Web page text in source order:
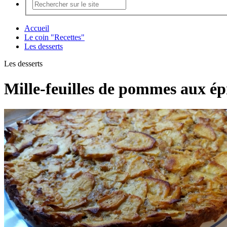
Accueil
Le coin "Recettes"
Les desserts
Les desserts
Mille-feuilles de pommes aux